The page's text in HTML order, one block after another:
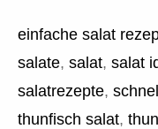
einfache salat
salate, salat, salat
salatrezepte,
thunfisch salat,